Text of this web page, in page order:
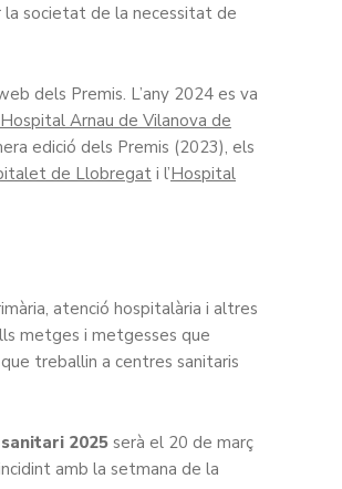
societat de la necessitat de
dels Premis. L’any 2024 es va
Arnau de Vilanova de
edició dels Premis (2023), els
de Llobregat i l’Hospital
atenció hospitalària i altres
metges i metgesses que
treballin a centres sanitaris
2025 serà el 20 de març
amb la setmana de la